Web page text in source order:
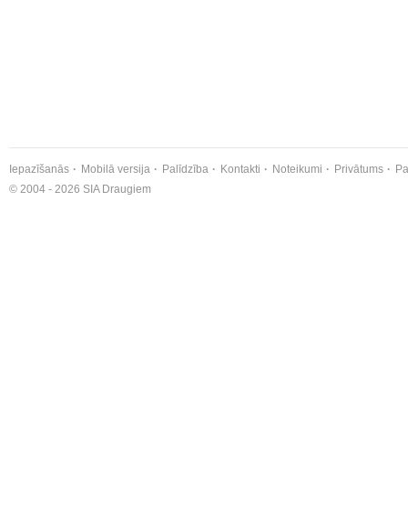
Iepazīšanās Mobilā versija Palīdzība Kontakti Noteikumi Privātums
© 2004 - 2026 SIA Draugiem